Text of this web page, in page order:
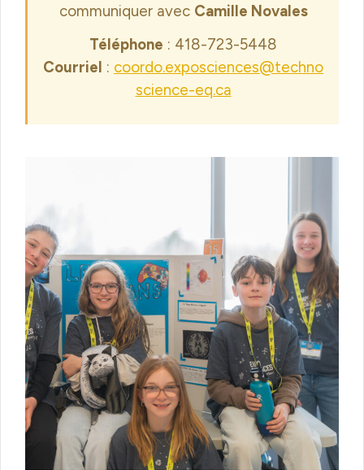
communiquer avec Camille Novales
Téléphone : 418-723-5448
Courriel : coordo.exposciences@techno
science-eq.ca